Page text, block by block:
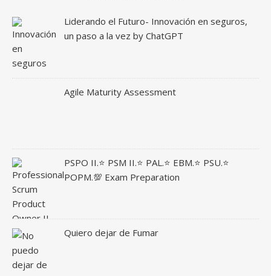
Liderando el Futuro- Innovación en seguros,
un paso a la vez by ChatGPT
Agile Maturity Assessment
PSPO II.⭐ PSM II.⭐ PAL.⭐ EBM.⭐ PSU.⭐
POPM.💯 Exam Preparation
Quiero dejar de Fumar